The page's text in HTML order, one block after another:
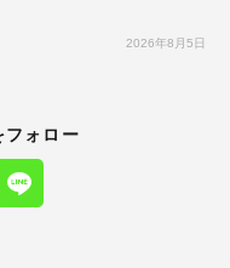
2026年8月5日
フォロー